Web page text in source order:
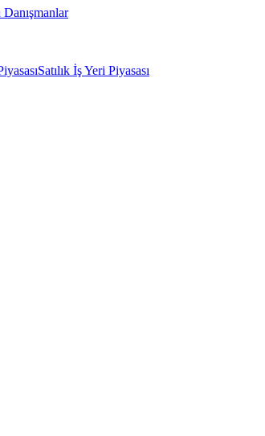
Satılık İş Yeri Piyasası